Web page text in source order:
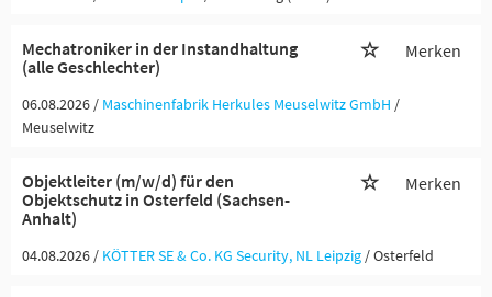
Mechatroniker in der Instandhaltung
(alle Geschlechter)
Merken
06.08.2026 / Maschinenfabrik Herkules Meuselwitz GmbH /
Meuselwitz
Objektleiter (m/w/d) für den
Objektschutz in Osterfeld (Sachsen-
Anhalt)
Merken
04.08.2026 / KÖTTER SE & Co. KG Security, NL Leipzig / Osterfeld